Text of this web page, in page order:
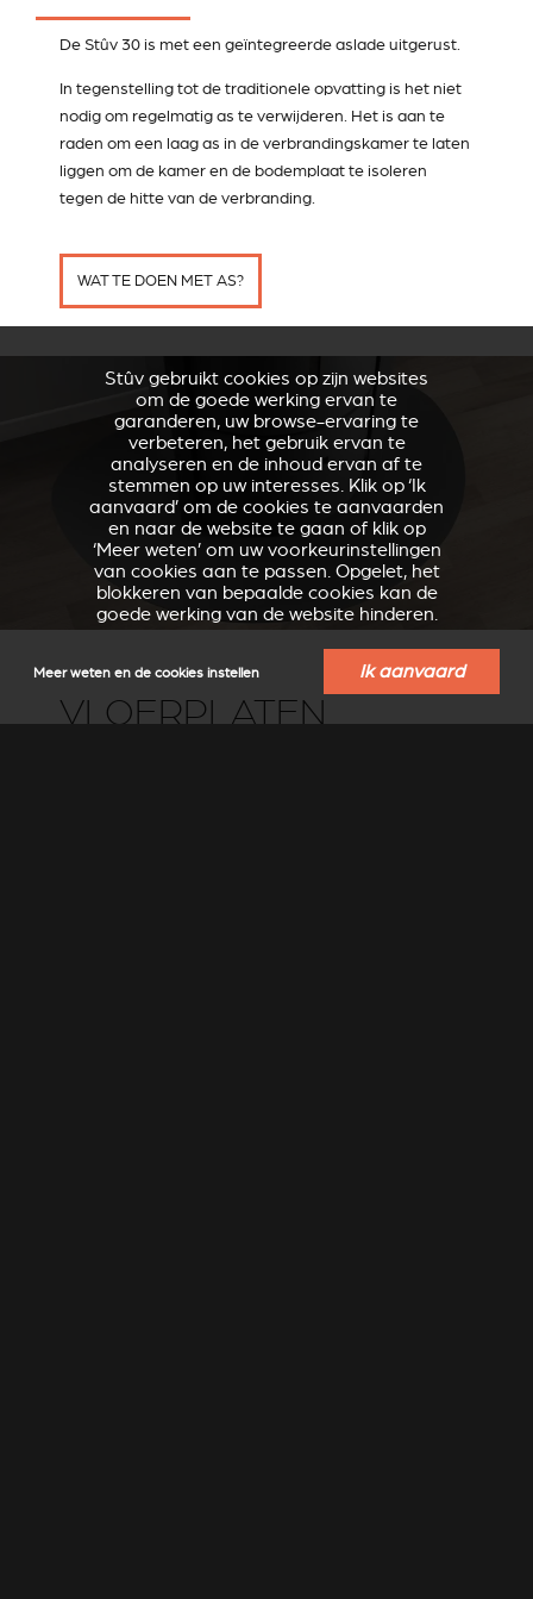
De Stûv 30 is met een geïntegreerde aslade uitgerust.
In tegenstelling tot de traditionele opvatting is het niet
nodig om regelmatig as te verwijderen. Het is aan te
raden om een laag as in de verbrandingskamer te laten
liggen om de kamer en de bodemplaat te isoleren
tegen de hitte van de verbranding.
WAT TE DOEN MET AS?
VLOERPLATEN
Stûv gebruikt cookies op zijn websites
om de goede werking ervan te
garanderen, uw browse-ervaring te
verbeteren, het gebruik ervan te
analyseren en de inhoud ervan af te
stemmen op uw interesses. Klik op ‘Ik
aanvaard’ om de cookies te aanvaarden
en naar de website te gaan of klik op
‘Meer weten’ om uw voorkeurinstellingen
van cookies aan te passen. Opgelet, het
blokkeren van bepaalde cookies kan de
goede werking van de website hinderen.
Meer weten en de cookies instellen Ik aanvaard